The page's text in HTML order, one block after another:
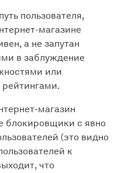
пользователя,
магазине
а не запутан
в заблуждение
или
магазин
блокировщики с явно
(это видно
к
что